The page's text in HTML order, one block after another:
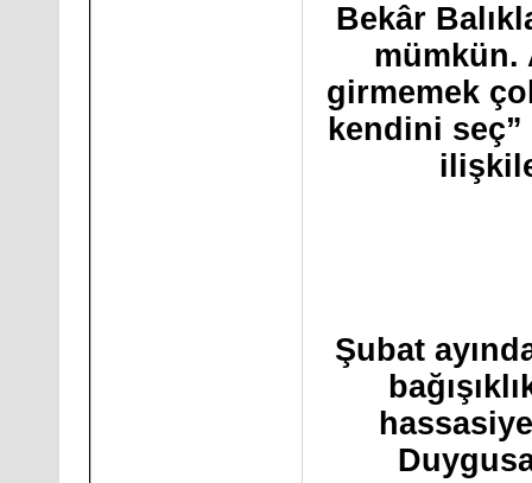
Bekâr
mümkün.
girmemek
kendini
Şubat